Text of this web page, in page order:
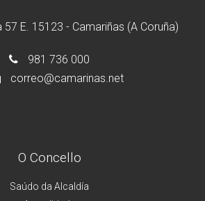
57 E. 15123 - Camariñas (A Coruña)
981 736 000
correo@camarinas.net
O Concello
Saúdo da Alcaldía